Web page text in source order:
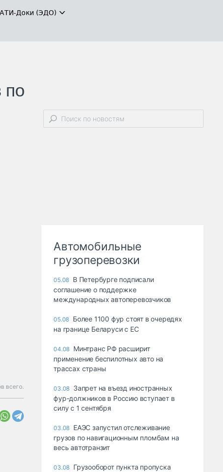
АТИ-Доки (ЭДО)
по
всего.
Автомобильные
грузоперевозки
05.08 В Петербурге подписали
соглашение о поддержке
международных автоперевозчиков
05.08 Более 1100 фур стоят в очередях
на границе Беларуси с ЕС
04.08 Минтранс РФ расширит
применение беспилотных авто на
трассах страны
03.08 Запрет на въезд иностранных
фур-должников в Россию вступает в
силу с 1 сентября
03.08 ЕАЭС запустил отслеживание
грузов по навигационным пломбам на
весь автотранзит
03.08 Грузооборот пункта пропуска